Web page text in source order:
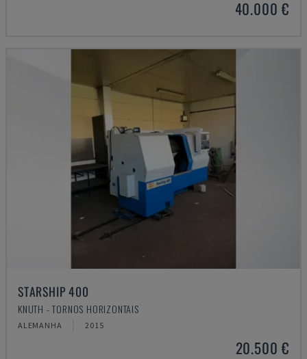
40.000 €
STARSHIP 400
KNUTH - TORNOS HORIZONTAIS
ALEMANHA 2015
20.500 €